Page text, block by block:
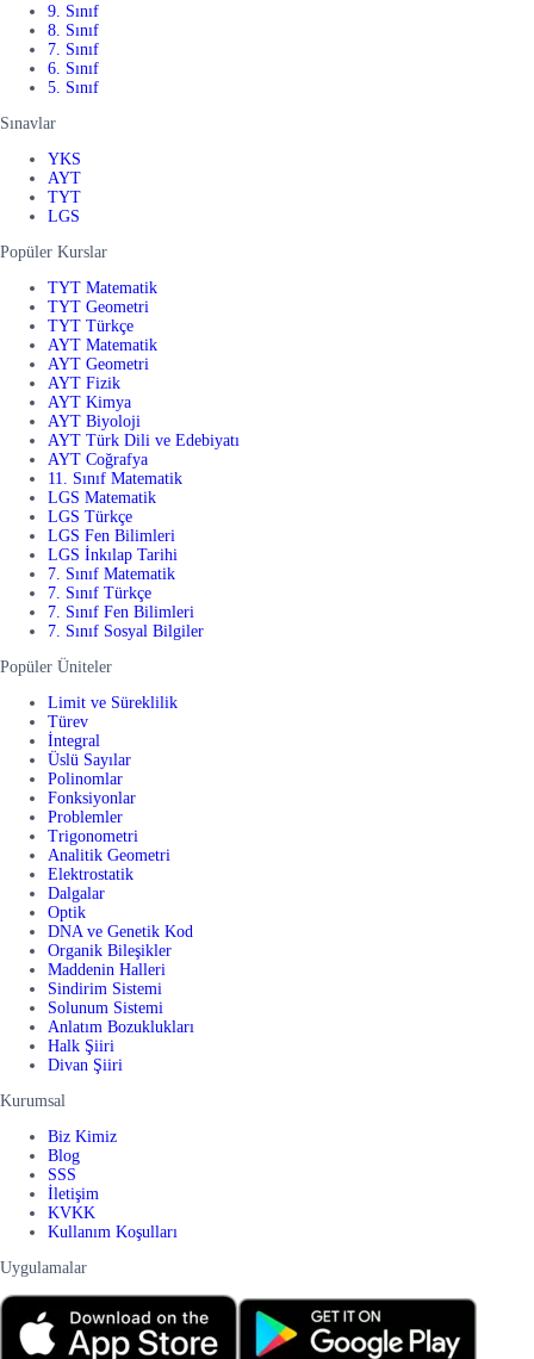
9. Sınıf
8. Sınıf
7. Sınıf
6. Sınıf
5. Sınıf
Sınavlar
YKS
AYT
TYT
LGS
Popüler Kurslar
TYT Matematik
TYT Geometri
TYT Türkçe
AYT Matematik
AYT Geometri
AYT Fizik
AYT Kimya
AYT Biyoloji
AYT Türk Dili ve Edebiyatı
AYT Coğrafya
11. Sınıf Matematik
LGS Matematik
LGS Türkçe
LGS Fen Bilimleri
LGS İnkılap Tarihi
7. Sınıf Matematik
7. Sınıf Türkçe
7. Sınıf Fen Bilimleri
7. Sınıf Sosyal Bilgiler
Popüler Üniteler
Limit ve Süreklilik
Türev
İntegral
Üslü Sayılar
Polinomlar
Fonksiyonlar
Problemler
Trigonometri
Analitik Geometri
Elektrostatik
Dalgalar
Optik
DNA ve Genetik Kod
Organik Bileşikler
Maddenin Halleri
Sindirim Sistemi
Solunum Sistemi
Anlatım Bozuklukları
Halk Şiiri
Divan Şiiri
Kurumsal
Biz Kimiz
Blog
SSS
İletişim
KVKK
Kullanım Koşulları
Uygulamalar